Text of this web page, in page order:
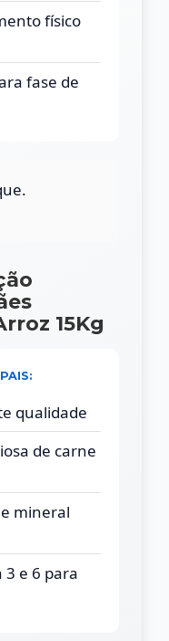
físico
fase de
15Kg
qualidade
de carne
mineral
3 e 6 para